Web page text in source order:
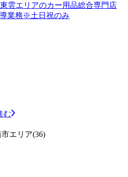
雲エリアのカー用品総合専門店
業務※土日祝のみ
む
エリア(36)